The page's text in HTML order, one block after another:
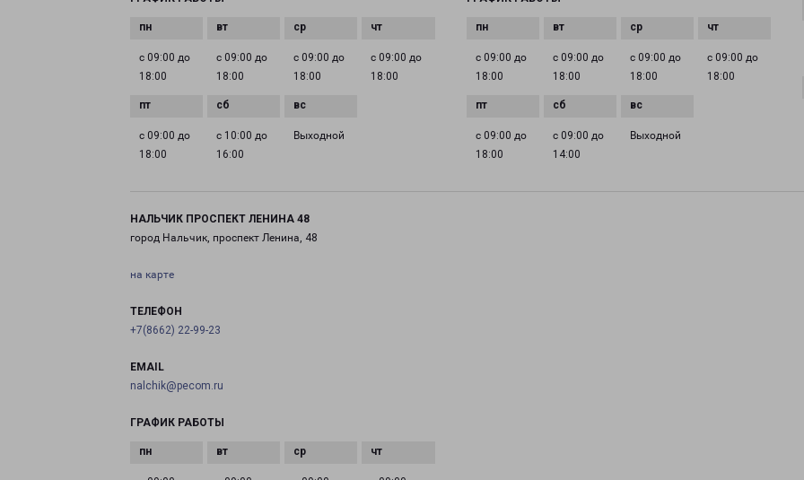
с 09:00 до
18:00
с 09:00 до
18:00
с 09:00 до
18:00
с 09:00 до
18:00
с 09:00 до
18:00
с 10:00 до
16:00
Выходной
с 09:00 до
18:00
с 09:00 до
18:00
с 09:00 до
18:00
с 09:00 до
18:00
с 09:00 до
18:00
с 09:00 до
14:00
Выходной
НАЛЬЧИК ПРОСПЕКТ ЛЕНИНА 48
город Нальчик, проспект Ленина, 48
на карте
ТЕЛЕФОН
+7(8662) 22-99-23
EMAIL
nalchik@pecom.ru
ГРАФИК РАБОТЫ